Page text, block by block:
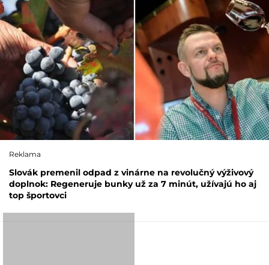
Reklama
Slovák premenil odpad z vinárne na revolučný výživový
doplnok: Regeneruje bunky už za 7 minút, užívajú ho aj
top športovci